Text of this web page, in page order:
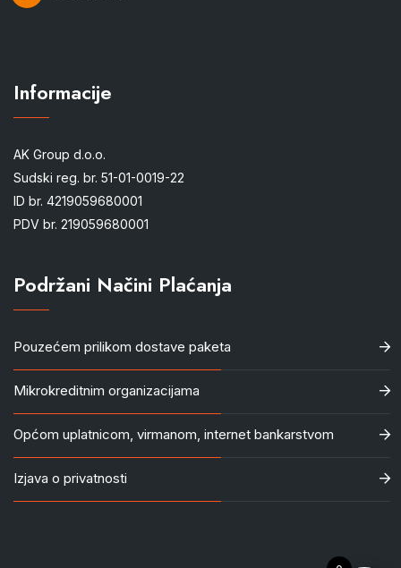
Informacije
AK Group d.o.o.
Sudski reg. br. 51-01-0019-22
ID br. 4219059680001
PDV br. 219059680001
Podržani Načini Plaćanja
Pouzećem prilikom dostave paketa
Mikrokreditnim organizacijama
Općom uplatnicom, virmanom, internet bankarstvom
Izjava o privatnosti